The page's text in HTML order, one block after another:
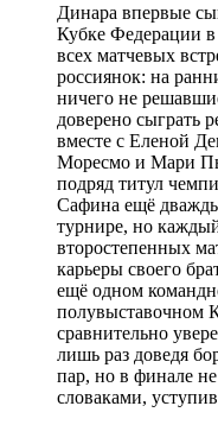
Динара впервые
Кубке Федерации в
всех матчевых
россиянок: на
ничего не
доверено сыграть
вместе с Еленой
Моресмо и Мари
подряд титул
Сафина ещё
турнире, но
второстепенных
карьеры своего
ещё одном
полувыставочном
сравнительно
лишь раз доведя
пар, но в финале
словаками,